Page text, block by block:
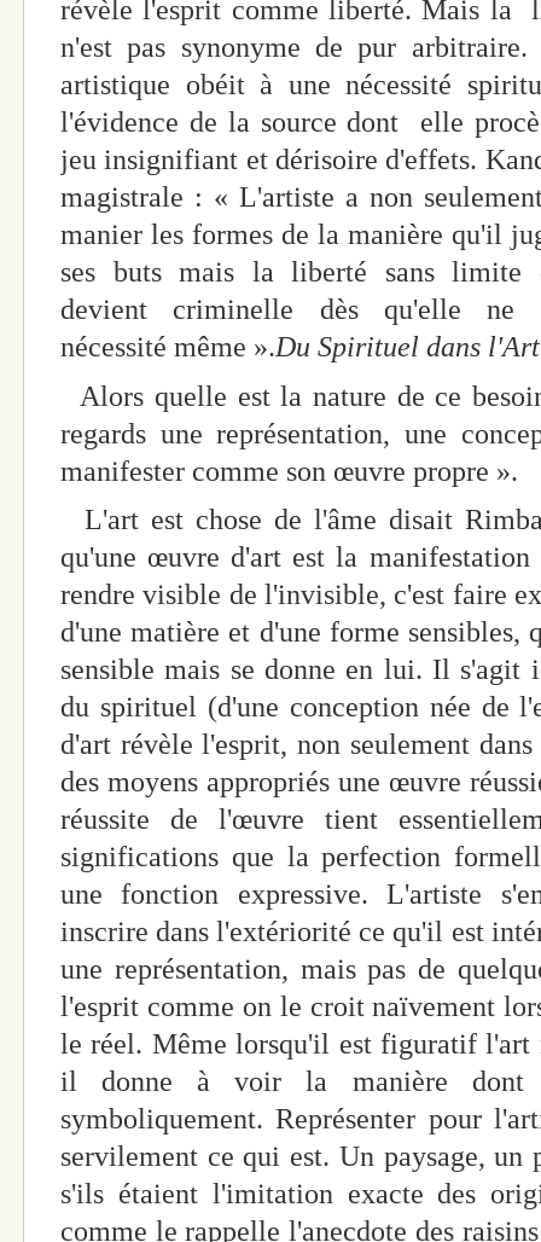
révèle l'esprit comme liberté. Mais la
n'est pas synonyme de pur
artistique obéit à une nécessité
l'évidence de la source dont elle
jeu insignifiant et dérisoire d'effets.
magistrale : « L'artiste a non
manier les formes de la manière qu'il
ses buts mais la liberté sans limite
devient criminelle dès qu'elle
nécessité même ».Du Spirituel dans
Alors quelle est la nature de ce
regards une représentation, une
manifester comme son œuvre propre ».
L'art est chose de l'âme disait
qu'une œuvre d'art est la
rendre visible de l'invisible, c'est faire
d'une matière et d'une forme sensibles,
sensible mais se donne en lui. Il
du spirituel (d'une conception née de
d'art révèle l'esprit, non seulement
des moyens appropriés une œuvre
réussite de l'œuvre tient
significations que la perfection
une fonction expressive. L'artiste
inscrire dans l'extériorité ce qu'il est
une représentation, mais pas de
l'esprit comme on le croit naïvement
le réel. Même lorsqu'il est figuratif l'art
il donne à voir la manière dont
symboliquement. Représenter pour
servilement ce qui est. Un paysage, un
s'ils étaient l'imitation exacte des
comme le rappelle l'anecdote des